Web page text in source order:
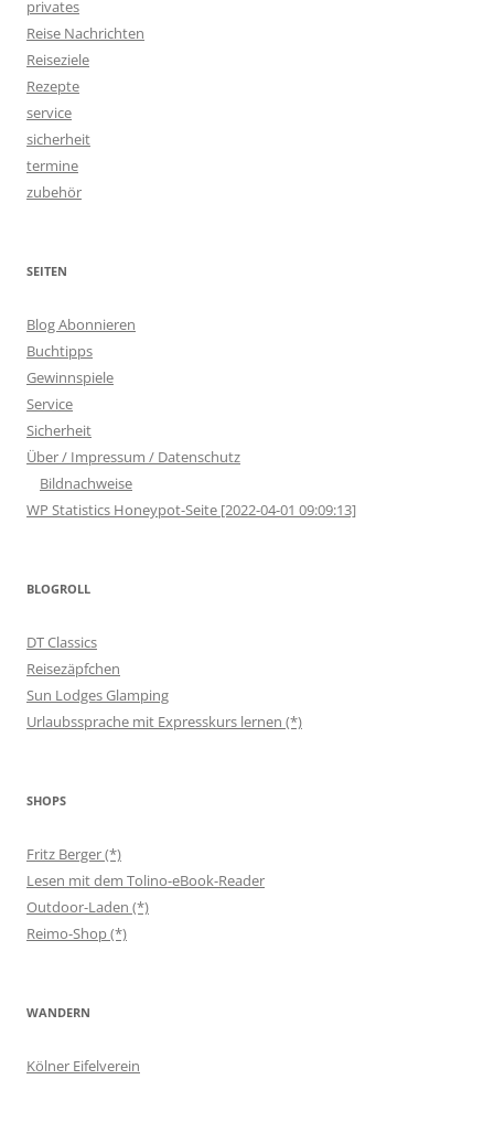
privates
Reise Nachrichten
Reiseziele
Rezepte
service
sicherheit
termine
zubehör
SEITEN
Blog Abonnieren
Buchtipps
Gewinnspiele
Service
Sicherheit
Über / Impressum / Datenschutz
Bildnachweise
WP Statistics Honeypot-Seite [2022-04-01 09:09:13]
BLOGROLL
DT Classics
Reisezäpfchen
Sun Lodges Glamping
Urlaubssprache mit Expresskurs lernen (*)
SHOPS
Fritz Berger (*)
Lesen mit dem Tolino-eBook-Reader
Outdoor-Laden (*)
Reimo-Shop (*)
WANDERN
Kölner Eifelverein